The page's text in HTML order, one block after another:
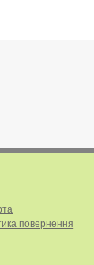
повернення